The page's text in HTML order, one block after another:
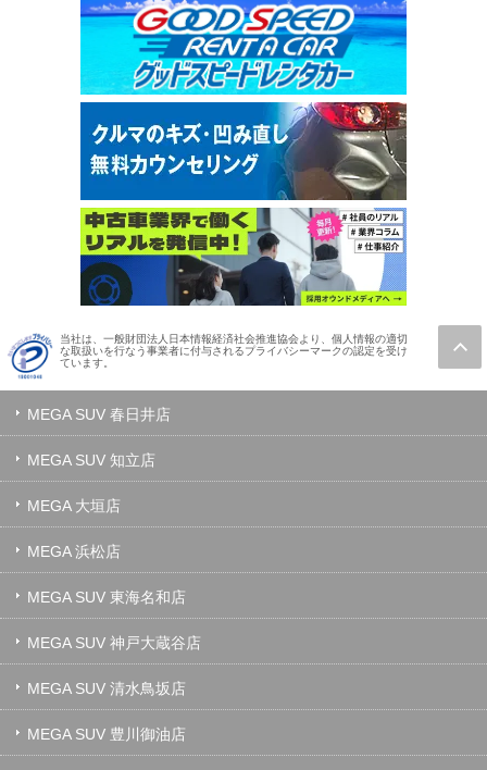
当社は、一般財団法人日本情報経済社会推進協会より、個人情報の適切
な取扱いを行なう事業者に付与されるプライバシーマークの認定を受け
ています。
MEGA SUV 春日井店
MEGA SUV 知立店
MEGA 大垣店
MEGA 浜松店
MEGA SUV 東海名和店
MEGA SUV 神戸大蔵谷店
MEGA SUV 清水鳥坂店
MEGA SUV 豊川御油店